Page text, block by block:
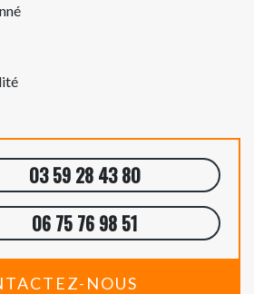
03 59 28 43 80
06 75 76 98 51
NOUS